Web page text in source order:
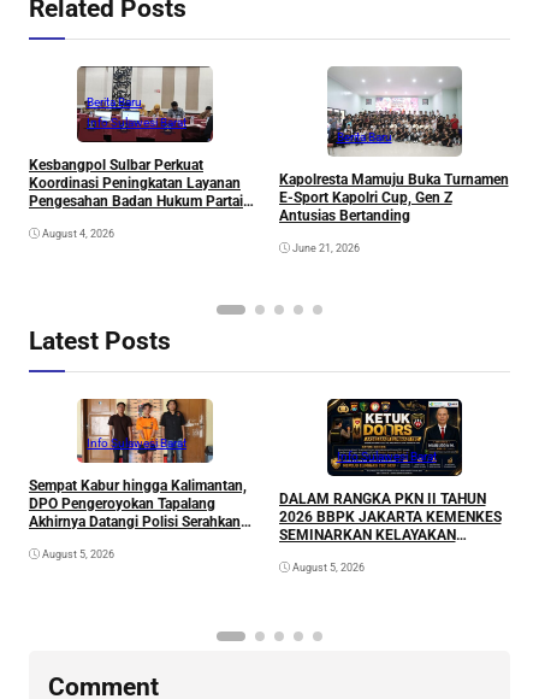
Related Posts
Berita Baru
Info Sulawesi Barat
Kesbangpol Sulbar Perkuat
Koordinasi Peningkatan Layanan
Pengesahan Badan Hukum Partai
August 4, 2026
Berita Baru
Kapolresta Mamuju Buka Turnamen
E-Sport Kapolri Cup, Gen Z
Antusias Bertanding
June 21, 2026
Latest Posts
Info Sulawesi Barat
Sempat Kabur hingga Kalimantan,
DPO Pengeroyokan Tapalang
Akhirnya Datangi Polisi Serahkan
August 5, 2026
Info Sulawesi Barat
DALAM RANGKA PKN II TAHUN
2026 BBPK JAKARTA KEMENKES
SEMINARKAN KELAYAKAN
PERUBAHAN KETUK DOORS
August 5, 2026
Comment